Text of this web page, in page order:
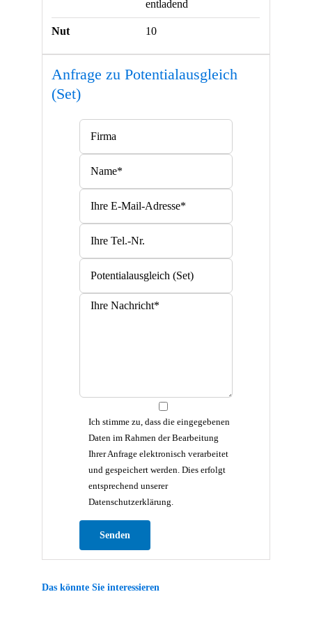
entladend
Nut 10
Anfrage zu Potentialausgleich
(Set)
Ich stimme zu, dass die eingegebenen
Daten im Rahmen der Bearbeitung
Ihrer Anfrage elektronisch verarbeitet
und gespeichert werden. Dies erfolgt
entsprechend unserer
Datenschutzerklärung.
Das könnte Sie interessieren